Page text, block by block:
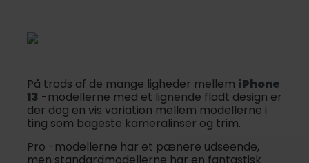
På trods af de mange ligheder mellem iPhone
13 -modellerne med et lignende fladt design er
der dog en vis variation mellem modellerne i
ting som bageste kameralinser og trim.
Pro -modellerne har et pænere udseende,
men standardmodellerne har en fantastisk